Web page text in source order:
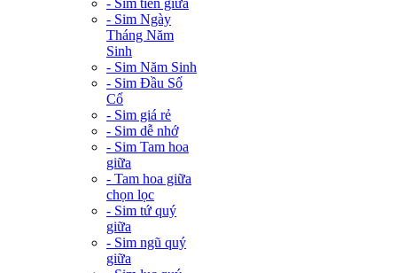
- Sim Ngày
Tháng Năm
Sinh
- Sim Năm Sinh
- Sim Đầu Số
Cổ
- Sim giá rẻ
- Sim dễ nhớ
- Sim Tam hoa
giữa
- Tam hoa giữa
chọn lọc
- Sim tứ quý
giữa
- Sim ngũ quý
giữa